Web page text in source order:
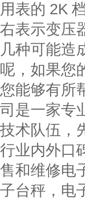
用表的 2K
右表示变压
几种可能造
呢，如果您
您能够有所
司是一家专
技术队伍，
行业内外口
售和维修电
子台秤，电